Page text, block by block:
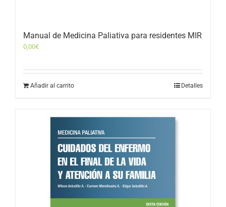
Manual de Medicina Paliativa para residentes MIR
0,00€
Añadir al carrito Detalles